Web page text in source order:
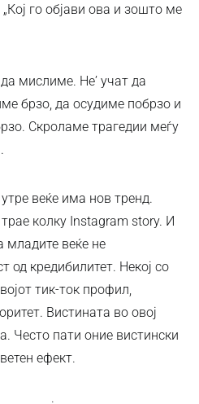
го објави ова и зошто ме
мислиме. Не’ учат да
брзо, да осудиме побрзо и
Скроламе трагедии меѓу
веќе има нов тренд.
колку Instagram story. И
младите веќе не
од кредибилитет. Некој со
тик-ток профил,
Вистината во овој
Често пати оние вистински
ефект.